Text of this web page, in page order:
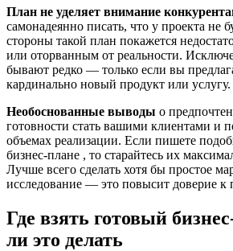
План не уделяет внимание
самонадеянно писать, что у проекта не
стороны такой план покажется
или оторванным от реальности.
бывают редко — только если вы
кардинально новый продукт или услугу.
Необоснованные выводы о
готовности стать вашими клиентами и
объемах реализации. Если пишете
бизнес-плане , то старайтесь их
Лучше всего сделать хотя бы простое
исследование — это повысит доверие к
Где взять готовый
ли это делать